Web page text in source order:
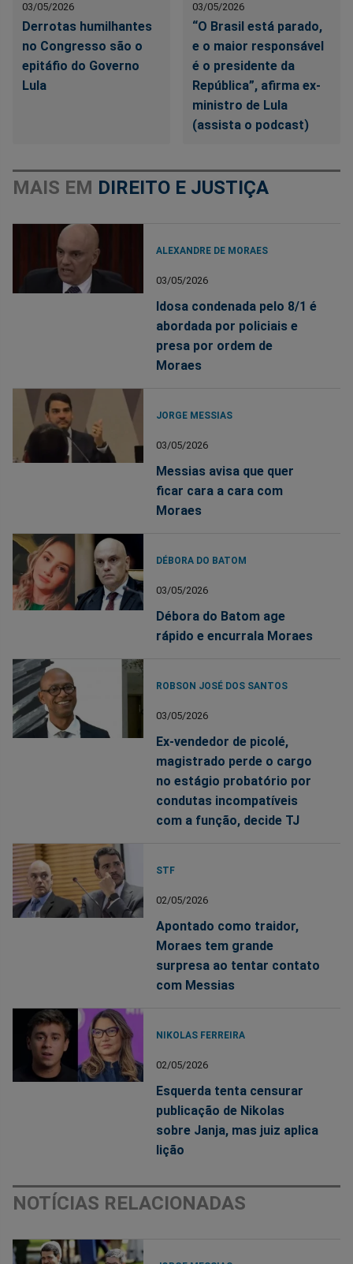
03/05/2026
Derrotas humilhantes
no Congresso são o
epitáfio do Governo
Lula
03/05/2026
“O Brasil está parado,
e o maior responsável
é o presidente da
República”, afirma ex-
ministro de Lula
(assista o podcast)
MAIS EM DIREITO E JUSTIÇA
ALEXANDRE DE MORAES
03/05/2026
Idosa condenada pelo 8/1 é
abordada por policiais e
presa por ordem de
Moraes
JORGE MESSIAS
03/05/2026
Messias avisa que quer
ficar cara a cara com
Moraes
DÉBORA DO BATOM
03/05/2026
Débora do Batom age
rápido e encurrala Moraes
ROBSON JOSÉ DOS SANTOS
03/05/2026
Ex-vendedor de picolé,
magistrado perde o cargo
no estágio probatório por
condutas incompatíveis
com a função, decide TJ
STF
02/05/2026
Apontado como traidor,
Moraes tem grande
surpresa ao tentar contato
com Messias
NIKOLAS FERREIRA
02/05/2026
Esquerda tenta censurar
publicação de Nikolas
sobre Janja, mas juiz aplica
lição
NOTÍCIAS RELACIONADAS